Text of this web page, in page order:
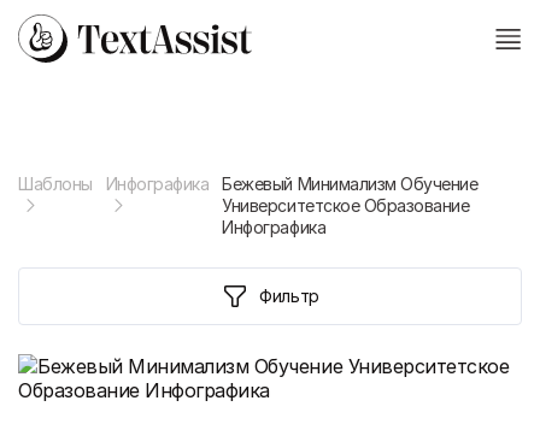
Шаблоны Инфографика
Бежевый Минимализм Обучение
Университетское Образование
Инфографика
Фильтр